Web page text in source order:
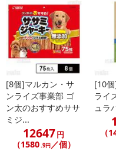
不在票にてご対応ください。
※発送予定日は前後する場合
日が異なります。
※dショッピングサンプル百
だいた後のご感想をいただ
禁じます。
転売等、目的以外での利用が
止させていただきます。
発送日カレンダー
[8個]マルカン・サ
ンライズ事業部 ゴ
ン太のおすすめササ
ミジ...
12647円
（1580.9円／個）
[10
ライ
ュラ
（